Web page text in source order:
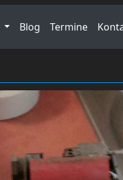
Blog Termine